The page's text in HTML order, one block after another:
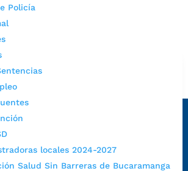
Policía
locales 2024-2027
Salud Sin Barreras de Bucaramanga
Bucaramanga 2022
pasos para inscribirse y solicitar un
los colegios oficiales de
Bucaramanga